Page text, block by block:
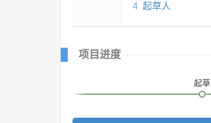
4 起草人
项目进度
起草